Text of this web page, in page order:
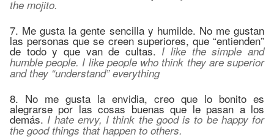
the mojito.
7. Me gusta la gente sencilla y humilde. No me gustan
las personas que se creen superiores, que “entienden”
de todo y que van de cultas. I like the simple and
humble people. I like people who think they are superior
and they “understand” everything
8. No me gusta la envidia, creo que lo bonito es
alegrarse por las cosas buenas que le pasan a los
demás. I hate envy, I think the good is to be happy for
the good things that happen to others.